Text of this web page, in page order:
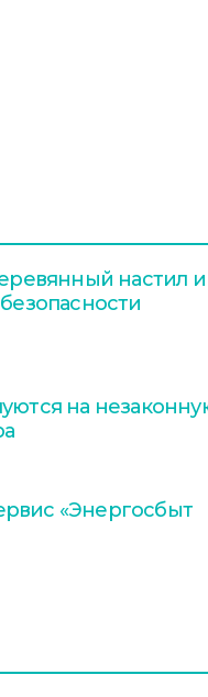
настил и
на
«Энергосбыт